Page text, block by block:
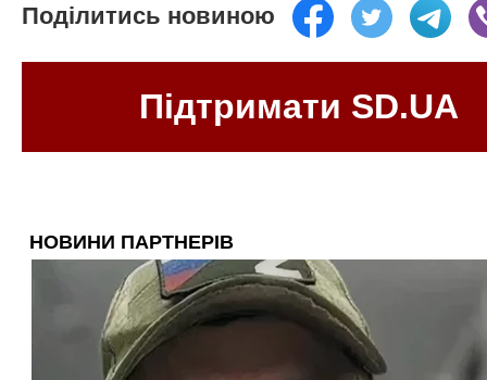
Поділитись новиною
Підтримати SD.UA